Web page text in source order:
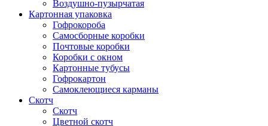
Воздушно-пузырчатая
Картонная упаковка
Гофрокороба
Самосборные коробки
Почтовые коробки
Коробки с окном
Картонные тубусы
Гофрокартон
Самоклеющиеся карманы
Скотч
Скотч
Цветной скотч